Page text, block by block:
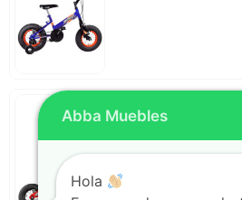
BICICLETA BIG FAT
Abba Muebles
Hola